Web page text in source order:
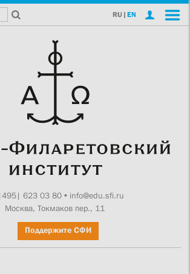
RU | EN
623 03 80• info@edu.sfi.ru
Москва, Токмаков пер., 11
Поддержите СФИ